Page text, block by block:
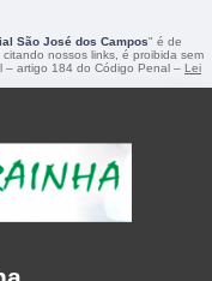
São José dos Campos" é de
nossos links, é proibida sem
– artigo 184 do Código Penal – Lei